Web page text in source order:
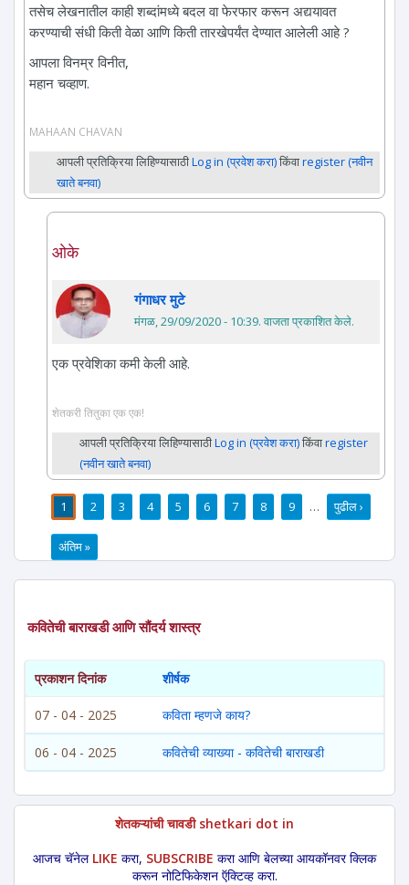
तसेच लेखनातील काही शब्दांमध्ये बदल वा फेरफार करून अद्ययावत
करण्याची संधी किती वेळा आणि किती तारखेपर्यंत देण्यात आलेली आहे ?
आपला विनम्र विनीत,
महान चव्हाण.
MAHAAN CHAVAN
आपली प्रतिक्रिया लिहिण्यासाठीLog in (प्रवेश करा)किंवाregister (नवीन
खाते बनवा)
ओके
गंगाधर मुटे
मंगळ, 29/09/2020 - 10:39. वाजता प्रकाशित केले.
एक प्रवेशिका कमी केली आहे.
शेतकरी तितुका एक एक!
आपली प्रतिक्रिया लिहिण्यासाठीLog in (प्रवेश करा)किंवाregister
(नवीन खाते बनवा)
पाने 1 2 3 4 5 6 7 8 9 … पुढील ›
अंतिम »
कवितेची बाराखडी आणि सौंदर्य शास्त्र
प्रकाशन दिनांक शीर्षक
07 - 04 - 2025 कविता म्हणजे काय?
06 - 04 - 2025 कवितेची व्याख्या - कवितेची बाराखडी
शेतकऱ्यांची चावडी shetkari dot in
आजच चॅनेल LIKE करा, SUBSCRIBE करा आणि बेलच्या आयकॉनवर क्लिक
करून नोटिफिकेशन ऍक्टिव्ह करा.